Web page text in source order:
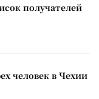
получателей
человек в Чехии